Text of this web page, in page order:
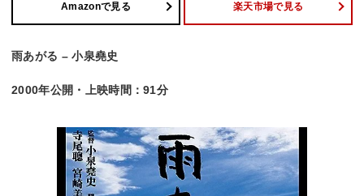
Amazonで見る 楽天市場で見る
雨あがる – 小泉堯史
2000年公開・上映時間：91分